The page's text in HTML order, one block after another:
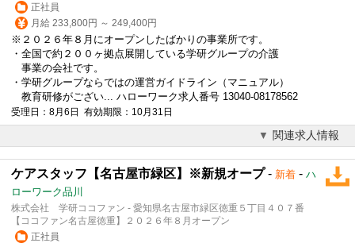
正社員
月給 233,800円 ～ 249,400円
※２０２６年８月にオープンしたばかりの事業所です。
・全国で約２００ヶ拠点展開している学研グループの介護
事業の会社です。
・学研グループならではの運営ガイドライン（マニュアル）
教育研修がござい... ハローワーク求人番号 13040-08178562
受理日：8月6日 有効期限：10月31日
関連求人情報
ケアスタッフ【名古屋市緑区】※新規オープ- 新着 - ハ
ローワーク品川
株式会社 学研ココファン - 愛知県名古屋市緑区徳重５丁目４０７番
【ココファン名古屋徳重】２０２６年８月オープン
正社員